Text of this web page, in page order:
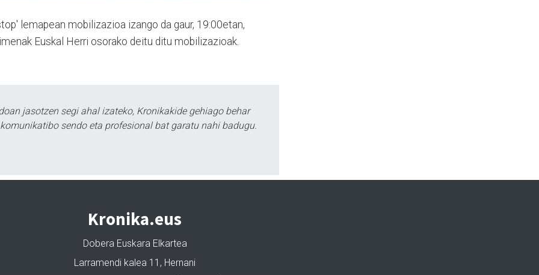
lemapean mobilizazioa izango da gaur, 19:00etan,
Euskal Herri osorako deitu ditu mobilizazioak.
jasotzen segi ahal izateko, Kronikakide gehiago behar
sendo eta profesional bat garatu nahi badugu.
Kronika.eus
Dobera Euskara Elkartea
Larramendi kalea 11, Hernani